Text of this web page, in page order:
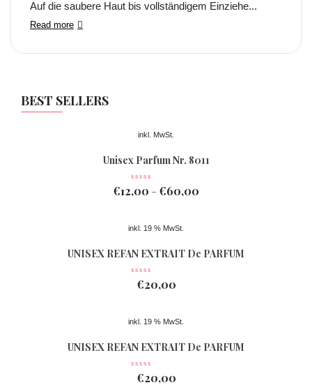
Auf die saubere Haut bis vollständigem Einziehe...
Read more
BEST SELLERS
inkl. MwSt.
Unisex Parfum Nr. 8011
€12,00 – €60,00
inkl. 19 % MwSt.
UNISEX REFAN EXTRAIT De PARFUM
Nr 078
€20,00
inkl. 19 % MwSt.
UNISEX REFAN EXTRAIT De PARFUM
Nr 077
€20,00